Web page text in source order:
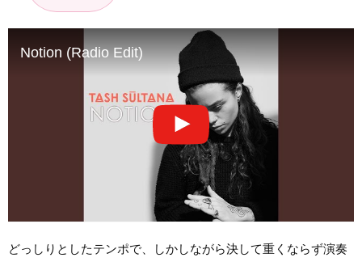
Notion (Radio Edit)
どっしりとしたテンポで、しかしながら決して重くならず演奏